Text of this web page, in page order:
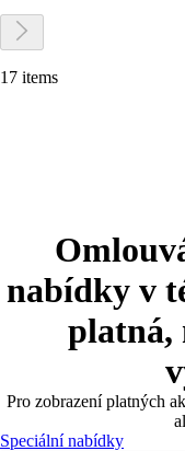
17 items
nabídky v
platná,
Pro zobrazení platných
Speciální nabídky